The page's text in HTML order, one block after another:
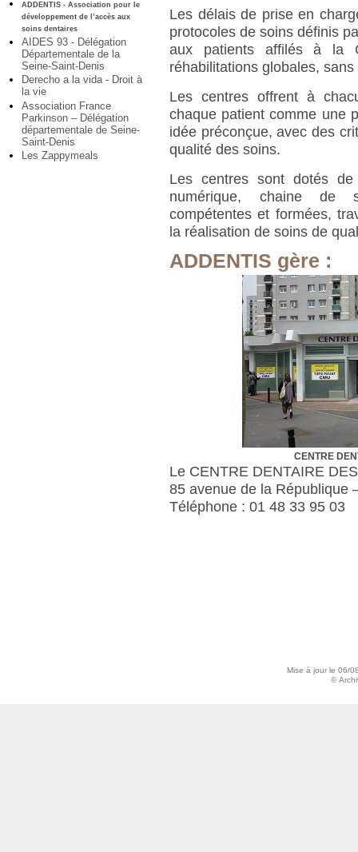
ADDENTIS - Association pour le
développement de l’accès aux
soins dentaires
AIDES 93 - Délégation
Départementale de la
Seine-Saint-Denis
Derecho a la vida - Droit à
la vie
Association France
Parkinson – Délégation
départementale de Seine-
Saint-Denis
Les Zappymeals
Les délais de prise en
protocoles de soins définis
aux patients affilés à la
réhabilitations globales,
Les centres offrent à
chaque patient comme une
idée préconçue, avec des
qualité des soins.
Les centres sont dotés de
numérique, chaine de
compétentes et formées,
la réalisation de soins de
ADDENTIS gère :
CENTRE
Le CENTRE DENTAIRE
85 avenue de la République
Téléphone : 01 48 33 95 03
Mise à jour le 06/
©